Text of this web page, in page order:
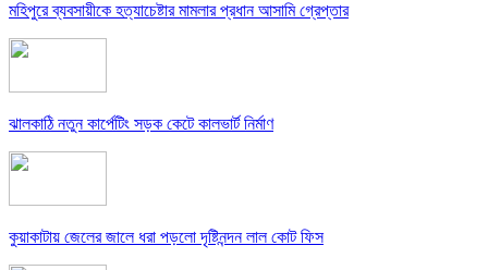
মহিপুরে ব্যবসায়ীকে হত্যাচেষ্টার মামলার প্রধান আসামি গ্রেপ্তার
ঝালকাঠি নতুন কার্পেটিং সড়ক কেটে কালভার্ট নির্মাণ
কুয়াকাটায় জেলের জালে ধরা পড়লো দৃষ্টিনন্দন লাল কোট ফিস